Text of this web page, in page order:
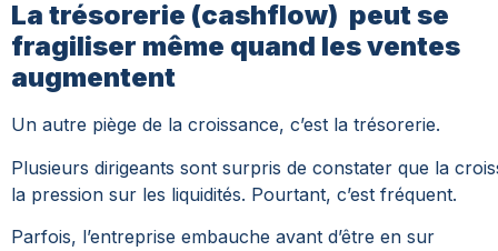
La trésorerie (cashflow) peut se
fragiliser même quand les ventes
augmentent
Un autre piège de la croissance, c’est la trésorerie.
Plusieurs dirigeants sont surpris de constater que la
la pression sur les liquidités. Pourtant, c’est fréquent.
Parfois, l’entreprise embauche avant d’être en sur